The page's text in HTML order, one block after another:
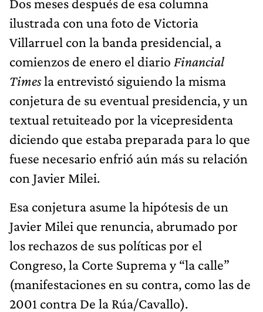
Dos meses después de esa columna
ilustrada con una foto de Victoria
Villarruel con la banda presidencial, a
comienzos de enero el diario Financial
Timesla entrevistó siguiendo la misma
conjetura de su eventual presidencia, y un
textual retuiteado por la vicepresidenta
diciendo que estaba preparada para lo que
fuese necesario enfrió aún más su relación
con Javier Milei.
Esa conjetura asume la hipótesis de un
Javier Milei que renuncia, abrumado por
los rechazos de sus políticas por el
Congreso, la Corte Suprema y “la calle”
(manifestaciones en su contra, como las de
2001 contra De la Rúa/Cavallo).